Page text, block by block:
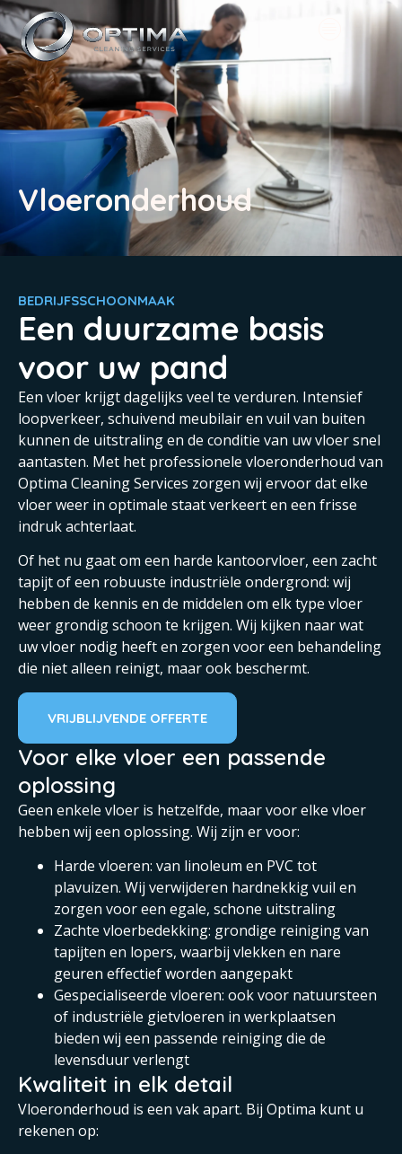
Vloeronderhoud
BEDRIJFSSCHOONMAAK
Een duurzame basis
voor uw pand
Een vloer krijgt dagelijks veel te verduren. Intensief
loopverkeer, schuivend meubilair en vuil van buiten
kunnen de uitstraling en de conditie van uw vloer snel
aantasten. Met het professionele vloeronderhoud van
Optima Cleaning Services zorgen wij ervoor dat elke
vloer weer in optimale staat verkeert en een frisse
indruk achterlaat.
Of het nu gaat om een harde kantoorvloer, een zacht
tapijt of een robuuste industriële ondergrond: wij
hebben de kennis en de middelen om elk type vloer
weer grondig schoon te krijgen. Wij kijken naar wat
uw vloer nodig heeft en zorgen voor een behandeling
die niet alleen reinigt, maar ook beschermt.
VRIJBLIJVENDE OFFERTE
Voor elke vloer een passende
oplossing
Geen enkele vloer is hetzelfde, maar voor elke vloer
hebben wij een oplossing. Wij zijn er voor:
Harde vloeren: van linoleum en PVC tot
plavuizen. Wij verwijderen hardnekkig vuil en
zorgen voor een egale, schone uitstraling
Zachte vloerbedekking: grondige reiniging van
tapijten en lopers, waarbij vlekken en nare
geuren effectief worden aangepakt
Gespecialiseerde vloeren: ook voor natuursteen
of industriële gietvloeren in werkplaatsen
bieden wij een passende reiniging die de
levensduur verlengt
Kwaliteit in elk detail
Vloeronderhoud is een vak apart. Bij Optima kunt u
rekenen op: